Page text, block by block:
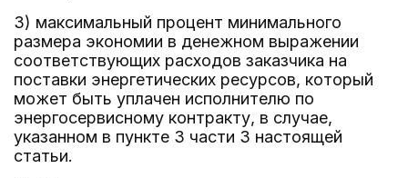
3) максимальный процент минимального
размера экономии в денежном выражении
соответствующих расходов заказчика на
поставки энергетических ресурсов, который
может быть уплачен исполнителю по
энергосервисному контракту, в случае,
указанном в пункте 3 части 3 настоящей
статьи.